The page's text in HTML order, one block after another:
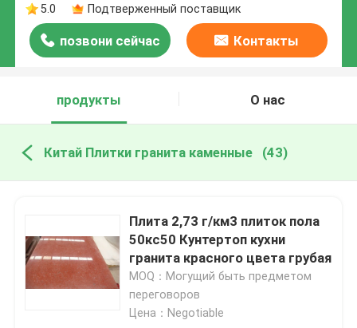
5.0
Подтверженный поставщик
позвони сейчас Контакты
продукты О нас
Китай Плитки гранита каменные (43)
Плита 2,73 г/км3 плиток пола
50кс50 Кунтертоп кухни
гранита красного цвета грубая
MOQ：Могущий быть предметом
переговоров
Цена：Negotiable